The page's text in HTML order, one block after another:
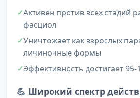
Активен против всех стадий
фасциол
Уничтожает как взрослых
личиночные формы
Эффективность достигает 95-
💪 Широкий спектр